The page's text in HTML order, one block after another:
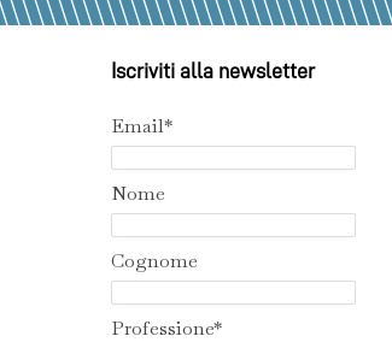
Iscriviti alla newsletter
Email*
Nome
Cognome
Professione*